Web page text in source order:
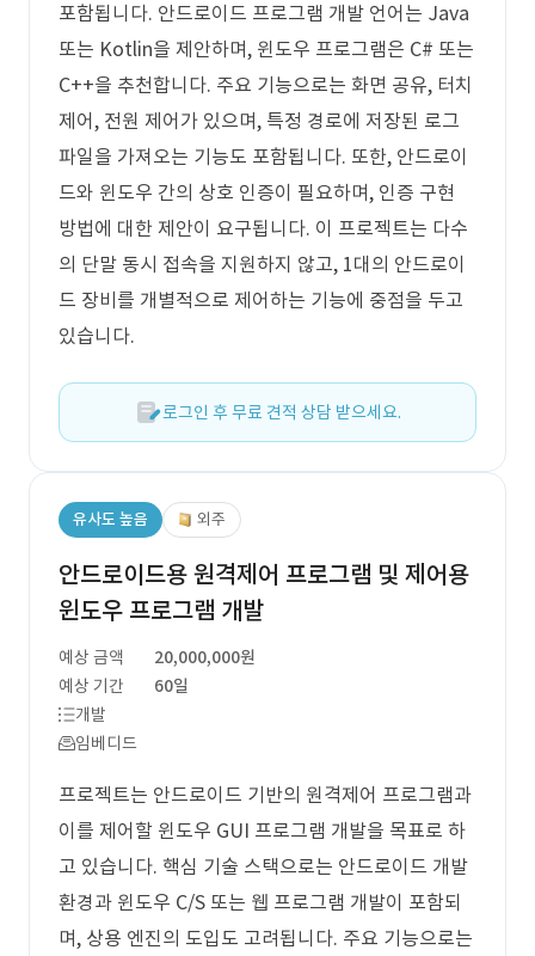
포함됩니다. 안드로이드 프로그램 개발 언어는 Java
또는 Kotlin을 제안하며, 윈도우 프로그램은 C# 또는
C++을 추천합니다. 주요 기능으로는 화면 공유, 터치
제어, 전원 제어가 있으며, 특정 경로에 저장된 로그
파일을 가져오는 기능도 포함됩니다. 또한, 안드로이
드와 윈도우 간의 상호 인증이 필요하며, 인증 구현
방법에 대한 제안이 요구됩니다. 이 프로젝트는 다수
의 단말 동시 접속을 지원하지 않고, 1대의 안드로이
드 장비를 개별적으로 제어하는 기능에 중점을 두고
있습니다.
로그인 후 무료 견적 상담 받으세요.
유사도 높음 외주
안드로이드용 원격제어 프로그램 및 제어용
윈도우 프로그램 개발
예상 금액
20,000,000원
예상 기간
60일
개발
임베디드
프로젝트는 안드로이드 기반의 원격제어 프로그램과
이를 제어할 윈도우 GUI 프로그램 개발을 목표로 하
고 있습니다. 핵심 기술 스택으로는 안드로이드 개발
환경과 윈도우 C/S 또는 웹 프로그램 개발이 포함되
며, 상용 엔진의 도입도 고려됩니다. 주요 기능으로는